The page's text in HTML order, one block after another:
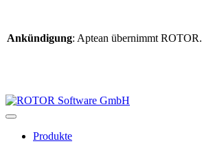
Ankündigung: Aptean übernimmt ROTOR.
Produkte